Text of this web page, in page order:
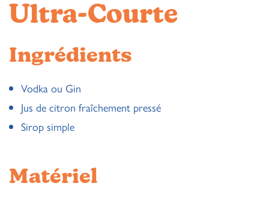
Ultra-Courte
Ingrédients
Vodka ou Gin
Jus de citron fraîchement pressé
Sirop simple
Matériel